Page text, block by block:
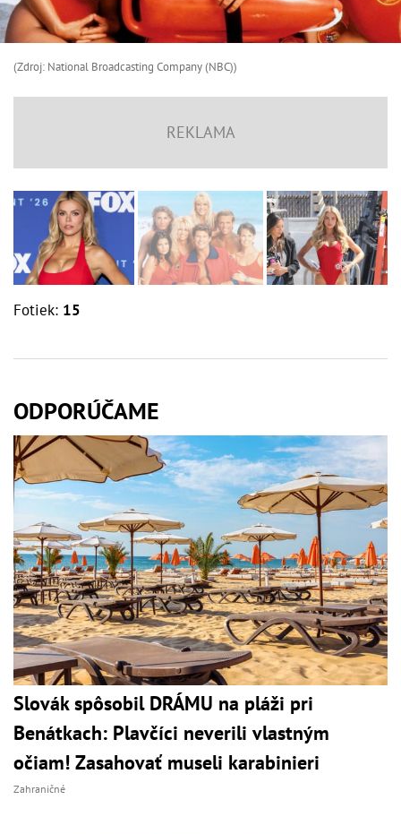
(Zdroj: National Broadcasting Company (NBC))
Fotiek: 15
ODPORÚČAME
Slovák spôsobil DRÁMU na pláži pri
Benátkach: Plavčíci neverili vlastným
očiam! Zasahovať museli karabinieri
Zahraničné